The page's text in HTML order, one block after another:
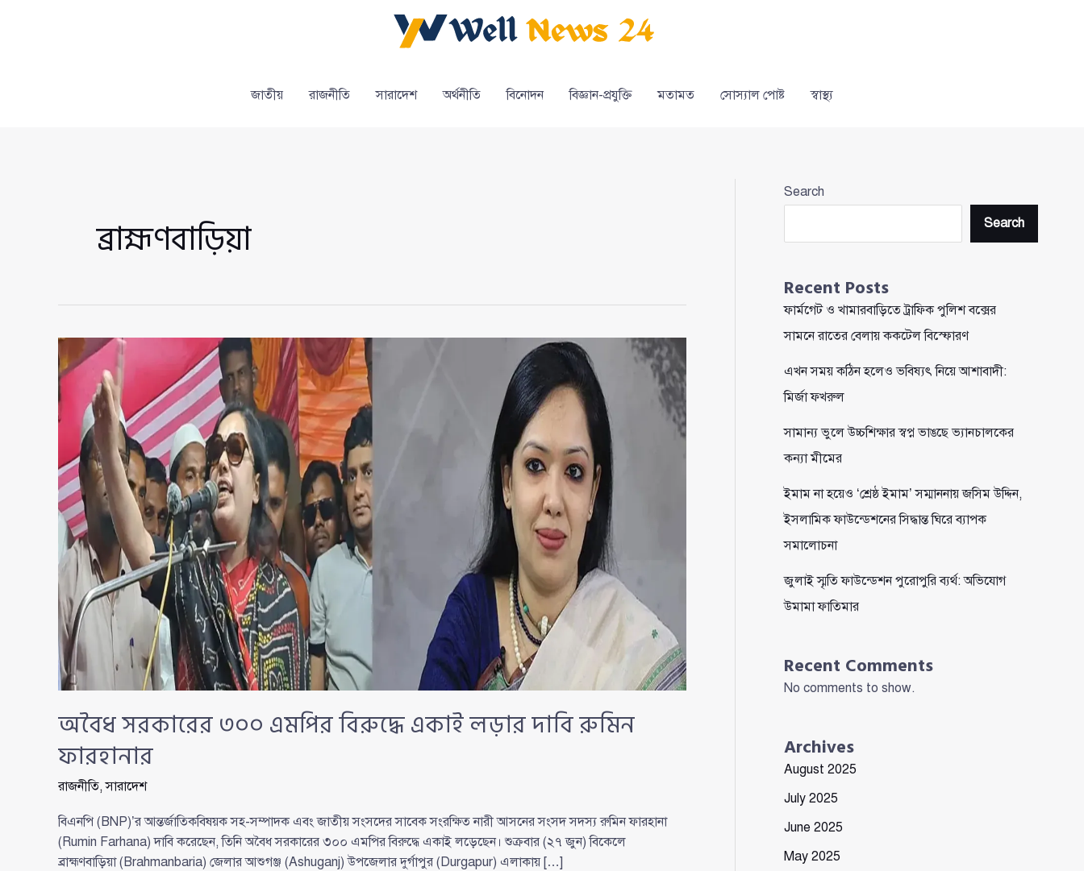
জাতীয় রাজনীতি সারাদেশ অর্থনীতি বিনোদন বিজ্ঞান-প্রযুক্তি মতামত সোস্যাল পোষ্ট স্বাস্থ্য
ব্রাহ্মণবাড়িয়া
অবৈধ সরকারের ৩০০ এমপির বিরুদ্ধে একাই লড়ার দাবি রুমিন
ফারহানার
রাজনীতি,সারাদেশ
বিএনপি (BNP)’র আন্তর্জাতিকবিষয়ক সহ-সম্পাদক এবং জাতীয় সংসদের সাবেক সংরক্ষিত নারী আসনের সংসদ সদস্য রুমিন ফারহানা
(Rumin Farhana) দাবি করেছেন, তিনি অবৈধ সরকারের ৩০০ এমপির বিরুদ্ধে একাই লড়েছেন। শুক্রবার (২৭ জুন) বিকেলে
ব্রাহ্মণবাড়িয়া (Brahmanbaria) জেলার আশুগঞ্জ (Ashuganj) উপজেলার দুর্গাপুর (Durgapur) এলাকায় […]
Search
Search
Recent Posts
ফার্মগেট ও খামারবাড়িতে ট্রাফিক পুলিশ বক্সের
সামনে রাতের বেলায় ককটেল বিস্ফোরণ
এখন সময় কঠিন হলেও ভবিষ্যৎ নিয়ে আশাবাদী:
মির্জা ফখরুল
সামান্য ভুলে উচ্চশিক্ষার স্বপ্ন ভাঙছে ভ্যানচালকের
কন্যা মীমের
ইমাম না হয়েও ‘শ্রেষ্ঠ ইমাম’ সম্মাননায় জসিম উদ্দিন,
ইসলামিক ফাউন্ডেশনের সিদ্ধান্ত ঘিরে ব্যাপক
সমালোচনা
জুলাই স্মৃতি ফাউন্ডেশন পুরোপুরি ব্যর্থ: অভিযোগ
উমামা ফাতিমার
Recent Comments
No comments to show.
Archives
August 2025
July 2025
June 2025
May 2025